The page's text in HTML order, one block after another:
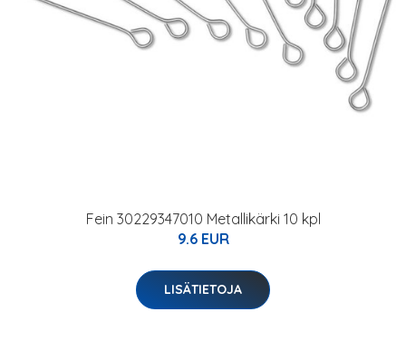
Fein 30229347010 Metallikärki 10 kpl
9.6 EUR
LISÄTIETOJA